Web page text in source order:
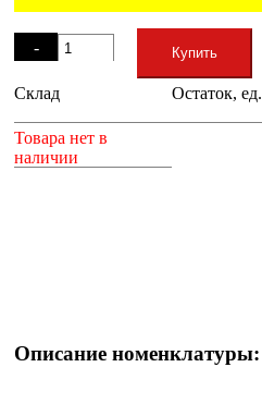
-
+
Купить
Склад Остаток, ед.
Товара нет в
наличии
Описание номенклатуры: